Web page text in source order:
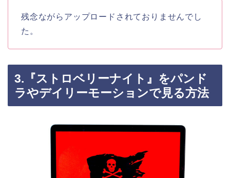
残念ながらアップロードされておりませんでし
た。
3.『ストロベリーナイト』をパンド
ラやデイリーモーションで見る方法